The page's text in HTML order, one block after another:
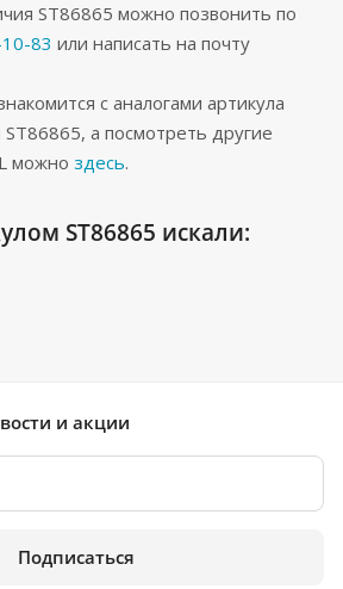
ST86865 можно позвонить по
83 или написать на почту
с аналогами артикула
а посмотреть другие
можно здесь.
ST86865 искали:
и акции
Подписаться